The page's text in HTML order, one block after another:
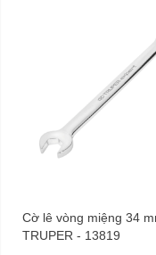
Cờ lê vòng miệng 34
TRUPER - 13819